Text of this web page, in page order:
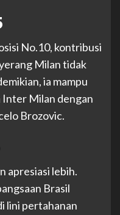
No.10, kontribusi
Milan tidak
ia mampu
Inter Milan dengan
Brozovic.
apresiasi lebih.
Brasil
lini pertahanan